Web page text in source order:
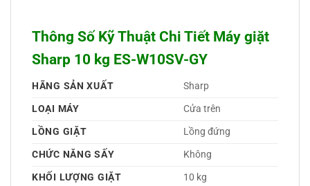
Thông Số Kỹ Thuật Chi Tiết Máy giặt
Sharp 10 kg ES-W10SV-GY
HÃNG SẢN XUẤT
Sharp
LOẠI MÁY
Cửa trên
LỒNG GIẶT
Lồng đứng
CHỨC NĂNG SẤY
Không
KHỐI LƯỢNG GIẶT
10 kg